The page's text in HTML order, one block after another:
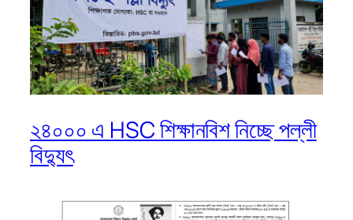
২৪০০০ এ HSC শিক্ষানবিশ নিচ্ছে পল্লী
বিদ্যুৎ